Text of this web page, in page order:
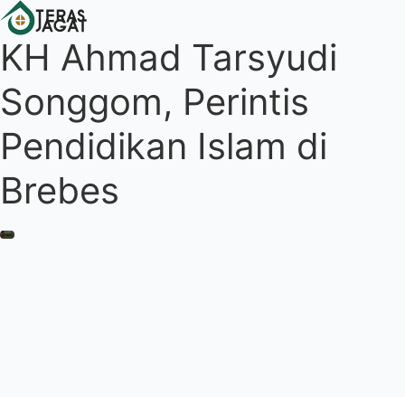
KH Ahmad Tarsyudi
Songgom, Perintis
Pendidikan Islam di
Brebes